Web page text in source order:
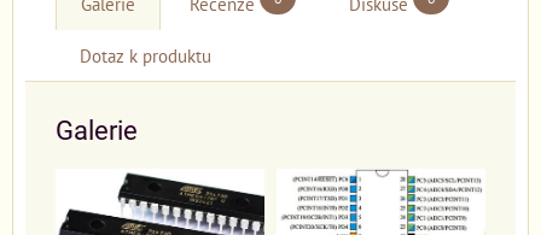
Dotaz k produktu
Galerie